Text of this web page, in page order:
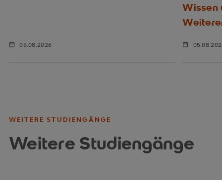
05.08.2026
Wissen
WEITERE STUDIENGÄNGE
Weitere Studiengänge